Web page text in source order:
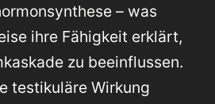
– was
ihre Fähigkeit erklärt,
zu beeinflussen.
testikuläre Wirkung